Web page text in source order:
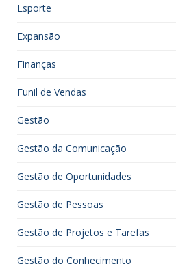
Esporte
Expansão
Finanças
Funil de Vendas
Gestão
Gestão da Comunicação
Gestão de Oportunidades
Gestão de Pessoas
Gestão de Projetos e Tarefas
Gestão do Conhecimento